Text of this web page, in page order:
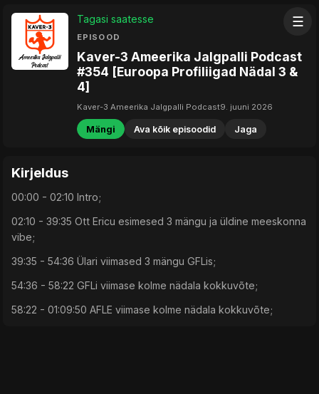
☰
Tagasi saatesse
EPISOOD
Kaver-3 Ameerika Jalgpalli Podcast
#354 [Euroopa Profiliigad Nädal 3 &
4]
Kaver-3 Ameerika Jalgpalli Podcast9. juuni 2026
Mängi Ava kõik episoodid Jaga
Kirjeldus
00:00 - 02:10 Intro;
02:10 - 39:35 Ott Ericu esimesed 3 mängu ja üldine meeskonna
vibe;
39:35 - 54:36 Ülari viimased 3 mängu GFLis;
54:36 - 58:22 GFLi viimase kolme nädala kokkuvõte;
58:22 - 01:09:50 AFLE viimase kolme nädala kokkuvõte;